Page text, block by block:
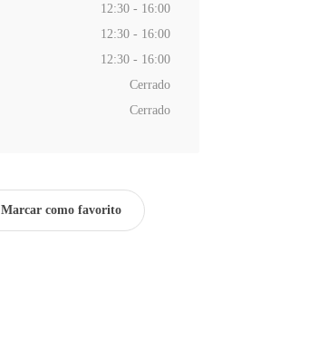
12:30 - 16:00
12:30 - 16:00
12:30 - 16:00
Cerrado
Cerrado
Marcar como favorito